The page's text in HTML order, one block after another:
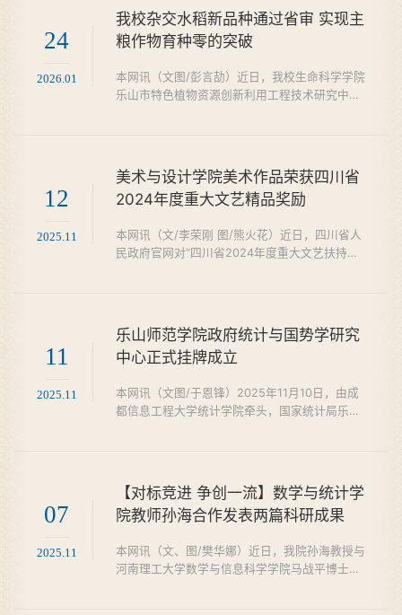
术期刊《The Astrophysical Journal》（ApJ，
JCR一区）发表题为 “Orbital Modulation
Induced by a Third Component in the
乐山师范学院为该论文第一...
24
2026.01
我校杂交水稻新品种通过省审 实现主
粮作物育种零的突破
本网讯（文图/彭言劼）近日，我校生命科学学院
乐山市特色植物资源创新利用工程技术研究中心
要农作物新品种培育上“零的突破”，标志着我校
在农业科研创新和学科发展迈上新台阶。两个品
种均为早熟杂交稻品种，兼具高产、优质、抗
508.36公斤，比对...
12
2025.11
美术与设计学院美术作品荣获四川省
2024年度重大文艺精品奖励
本网讯（文/李荣刚 图/熊火花）近日，四川省人
民政府官网对“四川省2024年度重大文艺扶持项
11
2025.11
乐山师范学院政府统计与国势学研究
中心正式挂牌成立
本网讯（文图/于恩锋）2025年11月10日，由成
都信息工程大学统计学院牵头，国家统计局乐山
07
2025.11
【对标竞进 争创一流】数学与统计学
院教师孙海合作发表两篇科研成果
本网讯（文、图/樊华娜）近日，我院孙海教授与
河南理工大学数学与信息科学学院马战平博士合